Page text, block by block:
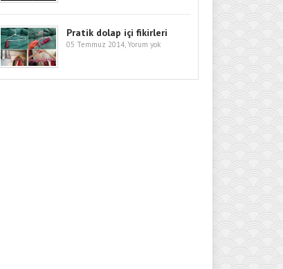
Pratik dolap içi fikirleri
05 Temmuz 2014, Yorum yok